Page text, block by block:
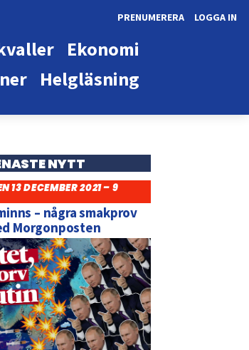
LOGGA IN
PRENUMERERA
Ekonomi
Helgläsning
NYTT
13 DECEMBER 2021 – 9
– några smakprov
Morgonposten